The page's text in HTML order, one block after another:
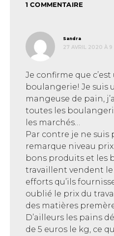
1 COMMENTAIRE
Sandra
27 AVRIL 2020 À 9
Je confirme que
boulangerie! Je suis
mangeuse de pain,
toutes les
les marchés…
Par contre je ne suis
remarque niveau
bons produits et les
travaillent vendent
efforts qu’ils
oublié le prix du
des matières
D’ailleurs les pains
de 5 euros le kg, ce